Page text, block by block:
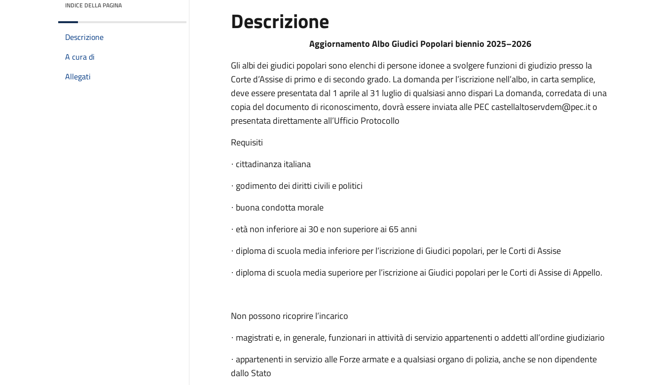
INDICE DELLA PAGINA
Descrizione
A cura di
Allegati
Descrizione
Aggiornamento Albo Giudici Popolari biennio 2025–2026
Gli albi dei giudici popolari sono elenchi di persone idonee a svolgere funzioni di giudizio presso la
Corte d’Assise di primo e di secondo grado. La domanda per l’iscrizione nell’albo, in carta semplice,
deve essere presentata dal 1 aprile al 31 luglio di qualsiasi anno dispari La domanda, corredata di una
copia del documento di riconoscimento, dovrà essere inviata alle PEC castellaltoservdem@pec.it o
presentata direttamente all’Ufficio Protocollo
Requisiti
· cittadinanza italiana
· godimento dei diritti civili e politici
· buona condotta morale
· età non inferiore ai 30 e non superiore ai 65 anni
· diploma di scuola media inferiore per l’iscrizione di Giudici popolari, per le Corti di Assise
· diploma di scuola media superiore per l’iscrizione ai Giudici popolari per le Corti di Assise di Appello.
Non possono ricoprire l’incarico
· magistrati e, in generale, funzionari in attività di servizio appartenenti o addetti all’ordine giudiziario
· appartenenti in servizio alle Forze armate e a qualsiasi organo di polizia, anche se non dipendente
dallo Stato